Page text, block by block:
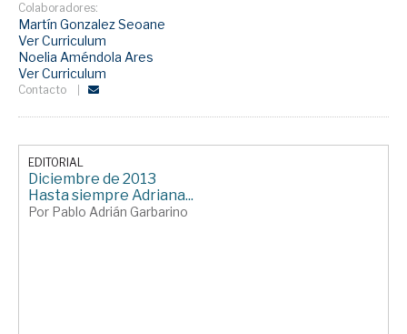
Colaboradores:
Martín Gonzalez Seoane
Ver Curriculum
Noelia Améndola Ares
Ver Curriculum
Contacto
EDITORIAL
Diciembre de 2013
Hasta siempre Adriana...
Por Pablo Adrián Garbarino